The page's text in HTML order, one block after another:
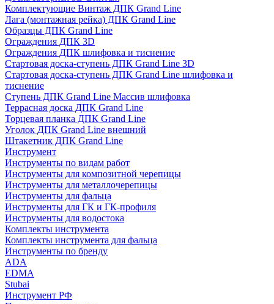
Комплектующие Винтаж ДПК Grand Line
Лага (монтажная рейка) ДПК Grand Line
Образцы ДПК Grand Line
Ограждения ДПК 3D
Ограждения ДПК шлифовка и тиснение
Стартовая доска-ступень ДПК Grand Line 3D
Стартовая доска-ступень ДПК Grand Line шлифовка и
тиснение
Ступень ДПК Grand Line Массив шлифовка
Террасная доска ДПК Grand Line
Торцевая планка ДПК Grand Line
Уголок ДПК Grand Line внешний
Штакетник ДПК Grand Line
Инструмент
Инструменты по видам работ
Инструменты для композитной черепицы
Инструменты для металлочерепицы
Инструменты для фальца
Инструменты для ГК и ГК-профиля
Инструменты для водостока
Комплекты инструмента
Комплекты инструмента для фальца
Инструменты по бренду
ADA
EDMA
Stubai
Инструмент РФ